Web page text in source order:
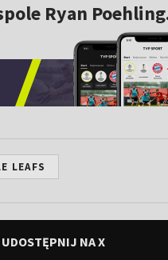
Ryan
LEAFS
UDOSTĘPNIJ NA X